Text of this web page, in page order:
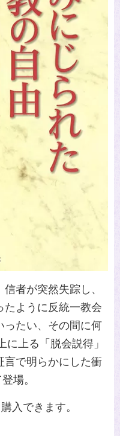
者が突然失踪し、
たように反統一教会
ったい、その間に何
上る「脱会説得」
言で明らかにした衝
場。
入できます。